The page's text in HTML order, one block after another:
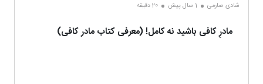
شادی صارمی 1 سال پیش 20 دقیقه
مادرِ کافی باشید نه کامل! (معرفی کتاب مادر کافی)